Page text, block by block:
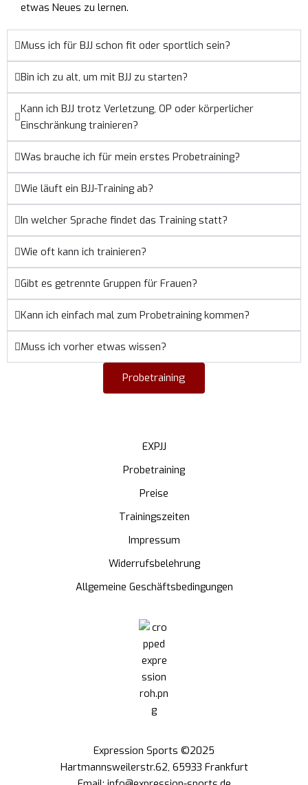
etwas Neues zu lernen.
Muss ich für BJJ schon fit oder sportlich sein?
Bin ich zu alt, um mit BJJ zu starten?
Kann ich BJJ trotz Verletzung, OP oder körperlicher
Einschränkung trainieren?
Was brauche ich für mein erstes Probetraining?
Wie läuft ein BJJ-Training ab?
In welcher Sprache findet das Training statt?
Wie oft kann ich trainieren?
Gibt es getrennte Gruppen für Frauen?
Kann ich einfach mal zum Probetraining kommen?
Muss ich vorher etwas wissen?
Probetraining
EXPJJ
Probetraining
Preise
Trainingszeiten
Impressum
Widerrufsbelehrung
Allgemeine Geschäftsbedingungen
Expression Sports ©2025
Hartmannsweilerstr.62, 65933 Frankfurt